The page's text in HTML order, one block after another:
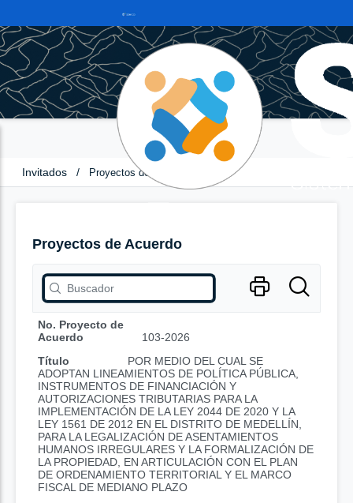
Invitados / Proyectos de Acuerdo
Proyectos de Acuerdo
No. Proyecto de
Acuerdo
103-2026
Título
POR MEDIO DEL CUAL SE
ADOPTAN LINEAMIENTOS DE POLÍTICA PÚBLICA,
INSTRUMENTOS DE FINANCIACIÓN Y
AUTORIZACIONES TRIBUTARIAS PARA LA
IMPLEMENTACIÓN DE LA LEY 2044 DE 2020 Y LA
LEY 1561 DE 2012 EN EL DISTRITO DE MEDELLÍN,
PARA LA LEGALIZACIÓN DE ASENTAMIENTOS
HUMANOS IRREGULARES Y LA FORMALIZACIÓN DE
LA PROPIEDAD, EN ARTICULACIÓN CON EL PLAN
DE ORDENAMIENTO TERRITORIAL Y EL MARCO
FISCAL DE MEDIANO PLAZO